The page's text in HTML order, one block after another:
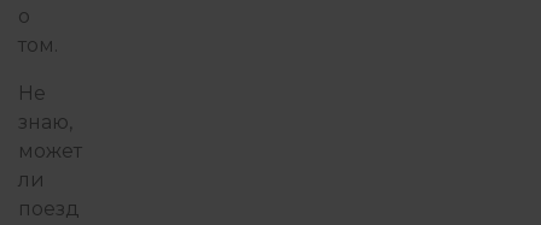
о
том.
Не
знаю,
может
ли
поезд